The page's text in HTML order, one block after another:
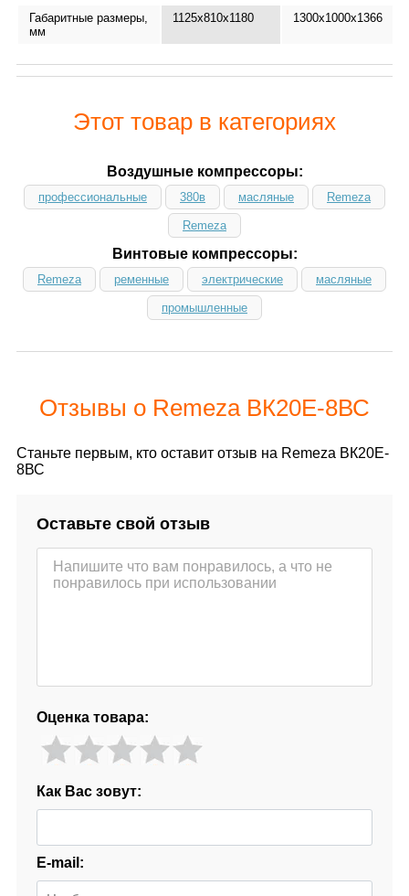
Габаритные размеры,
мм
1125x810x1180 1300x1000x1366
Этот товар в категориях
Воздушные компрессоры:
профессиональные 380в масляные Remeza
Remeza
Винтовые компрессоры:
Remeza ременные электрические масляные
промышленные
Отзывы о Remeza ВК20E-8ВС
Станьте первым, кто оставит отзыв на Remeza ВК20E-
8ВС
Оставьте свой отзыв
Оценка товара:
Как Вас зовут:
E-mail: